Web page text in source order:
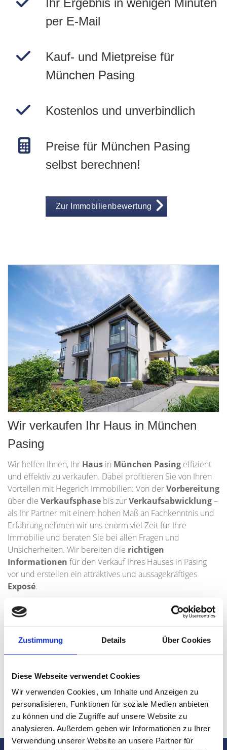
Zustimmung Details Über Cookies
Diese Webseite verwendet Cookies
Wir verwenden Cookies, um Inhalte und Anzeigen zu
personalisieren, Funktionen für soziale Medien anbieten
zu können und die Zugriffe auf unsere Website zu
analysieren. Außerdem geben wir Informationen zu Ihrer
Verwendung unserer Website an unsere Partner für
Ihr Ergebnis in wenigen Minuten
per E-Mail
Kauf- und Mietpreise für
München Pasing
Kostenlos und unverbindlich
Preise für München Pasing
selbst berechnen!
Zur Immobilienbewertung
Wir verkaufen Ihr Haus in München
Pasing
Wir helfen Ihnen, Ihr Haus in München Pasing effizient
und effektiv zu verkaufen. Dabei profitieren Sie von Ihren
Vorteilen mit Hegerich Immobilien: Von derVorbereitung
über die Verkaufsphase bis zurVerkaufsabwicklung–
als Ihr Partner mit einem hohen Maß an Fachkenntnis und
Erfahrung nehmen wir uns enorm viel Zeit für Ihre
Immobilie und beraten Sie bei allen Fragen und
Unsicherheiten. Wir bereiten die richtigen
Informationen für den Verkauf Ihres Hauses in Pasing
vor und erstellen ein attraktives und aussagekräftiges
Exposé.
Ob Fragen zum
– wir beraten Sie
Zahlungsfähigkeit
potenzieller Käufer frühzeitig und
setzen unser ganzes
Pasing schneller und sicherer, sparen Zeit und erzielen